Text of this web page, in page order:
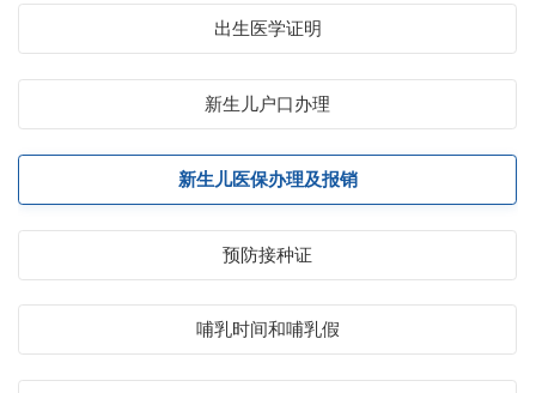
出生医学证明
新生儿户口办理
新生儿医保办理及报销
预防接种证
哺乳时间和哺乳假